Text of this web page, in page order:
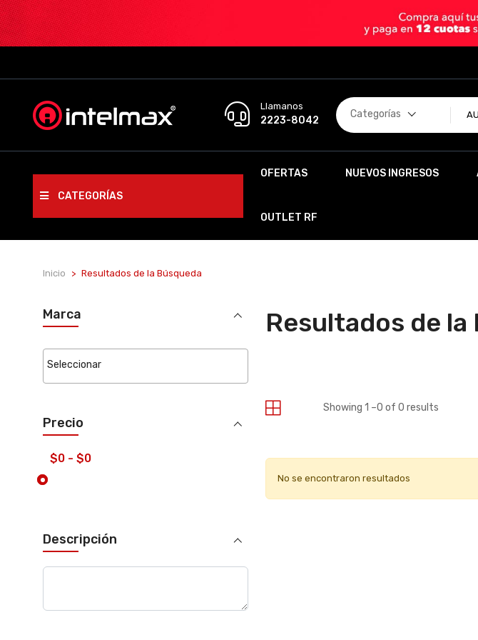
Llamanos
2223-8042
Categorías
CATEGORÍAS
OFERTAS NUEVOS INGRESOS
OUTLET RF
Inicio Resultados de la Búsqueda
Marca
Precio
Descripción
Resultados de la
Showing 1 –0 of 0 results
No se encontraron resultados